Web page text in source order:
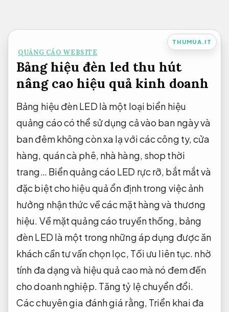
nội
dung
THUMUA.IT
QUẢNG CÁO WEBSITE
Bảng hiệu đèn led thu hút
nâng cao hiệu quả kinh doanh
Bảng hiệu đèn LED là một loại biển hiệu
quảng cáo có thể sử dụng cả vào ban ngày và
ban đêm không còn xa lạ với các công ty, cửa
hàng, quán cà phê, nhà hàng, shop thời
trang… Biển quảng cáo LED rực rỡ, bắt mắt và
đặc biệt cho hiệu quả ổn định trong việc ảnh
hưởng nhận thức về các mặt hàng và thương
hiệu. Về mặt quảng cáo truyền thống, bảng
đèn LED là một trong những áp dụng được ăn
khách cần tư vấn chọn lọc, Tối ưu liên tục. nhờ
tính đa dạng và hiệu quả cao mà nó đem đến
cho doanh nghiệp. Tăng tỷ lệ chuyển đổi.
Các chuyên gia đánh giá rằng, Triển khai đa